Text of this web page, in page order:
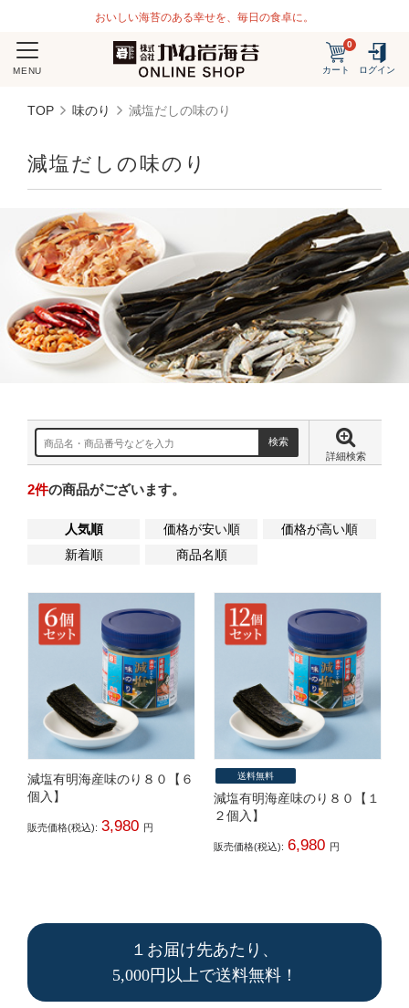
おいしい海苔のある幸せを、毎日の食卓に。
MENU カート
0
ログイン
TOP 味のり 減塩だしの味のり
減塩だしの味のり
詳細検索
2件の商品がございます。
人気順 価格が安い順
価格が高い順
新着順
商品名順
減塩有明海産味のり８０【６
個入】
販売価格(税込): 3,980 円
送料無料
減塩有明海産味のり８０【１
２個入】
販売価格(税込): 6,980 円
１お届け先あたり、
5,000円以上で送料無料！